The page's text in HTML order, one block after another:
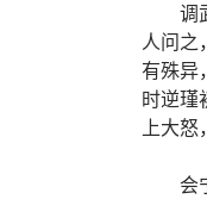
调
人问之
有殊异
时逆瑾
上大
会